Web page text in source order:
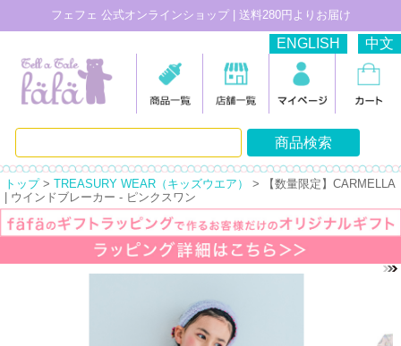
フェフェ 公式オンラインショップ | 送料280円よりお届け
ENGLISH 中文
トップ> TREASURY WEAR（キッズウエア）
> 【数量限定】CARMELLA
| ウインドブレーカー - ピンクスワン